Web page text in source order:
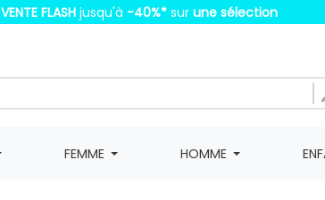
VENTE FLASH jusqu'à -40%* sur une sélection
FEMME HOMME